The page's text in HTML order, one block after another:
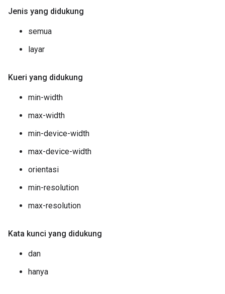
Jenis yang didukung
semua
layar
Kueri yang didukung
min-width
max-width
min-device-width
max-device-width
orientasi
min-resolution
max-resolution
Kata kunci yang didukung
dan
hanya